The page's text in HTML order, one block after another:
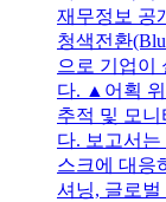
재무정보 공
청색전환
으로 기업이
다. ▲어획
추적 및 모
다. 보고서
스크에 대응
셔닝, 글로